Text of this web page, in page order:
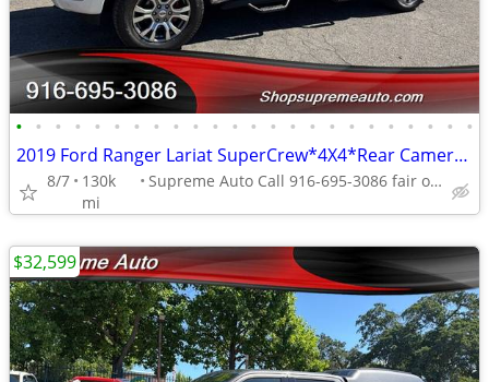
• • • • • • • • • • • • • • • • • • • • • • • •
2019 Ford Ranger Lariat SuperCrew*4X4*Rear Camera*Tow Package*Loaded*
8/7
130k
mi
Supreme Auto Call 916-695-3086 fair oaks
$32,599